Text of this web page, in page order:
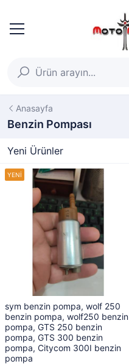
Anasayfa
Benzin Pompası
Yeni Ürünler
sym benzin pompa, wolf 250
benzin pompa, wolf250 benzin
pompa, GTS 250 benzin
pompa, GTS 300 benzin
pompa, Citycom 300I benzin
pompa